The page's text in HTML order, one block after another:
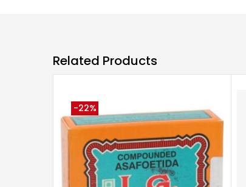
Related Products
-22%